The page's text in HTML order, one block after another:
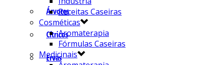
Árvores
Cítricos
Ervas
Receitas Caseiras
Cosméticas
Aromaterapia
Fórmulas Caseiras
Medicinais